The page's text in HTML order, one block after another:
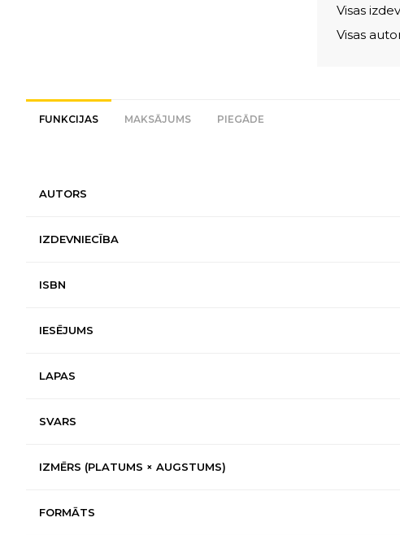
Visas
Visas
FUNKCIJAS MAKSĀJUMS PIEGĀDE
AUTORS
IZDEVNIECĪBA
ISBN
IESĒJUMS
LAPAS
SVARS
IZMĒRS (PLATUMS × AUGSTUMS)
FORMĀTS